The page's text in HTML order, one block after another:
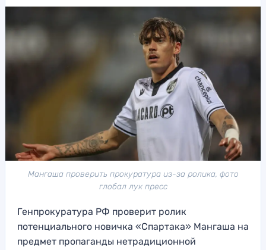
Мангаша проверить прокуратура из-за ролика, фото
глобал лук пресс
Генпрокуратура РФ проверит ролик
потенциального новичка «Спартака» Мангаша на
предмет пропаганды нетрадиционной